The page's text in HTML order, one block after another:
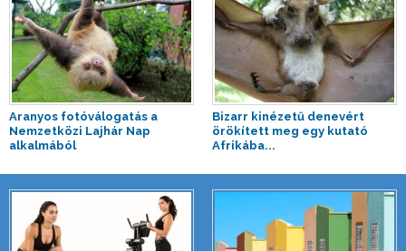
Aranyos fotóválogatás a
Nemzetközi Lajhár Nap
alkalmából
Bizarr kinézetű denevért
örökített meg egy kutató
Afrikába...